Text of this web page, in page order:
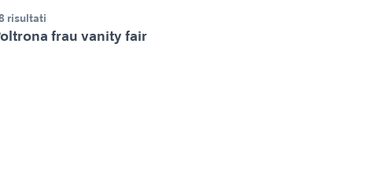
risultati
frau vanity fair